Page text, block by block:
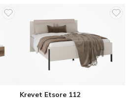
Krevet Etsore 112